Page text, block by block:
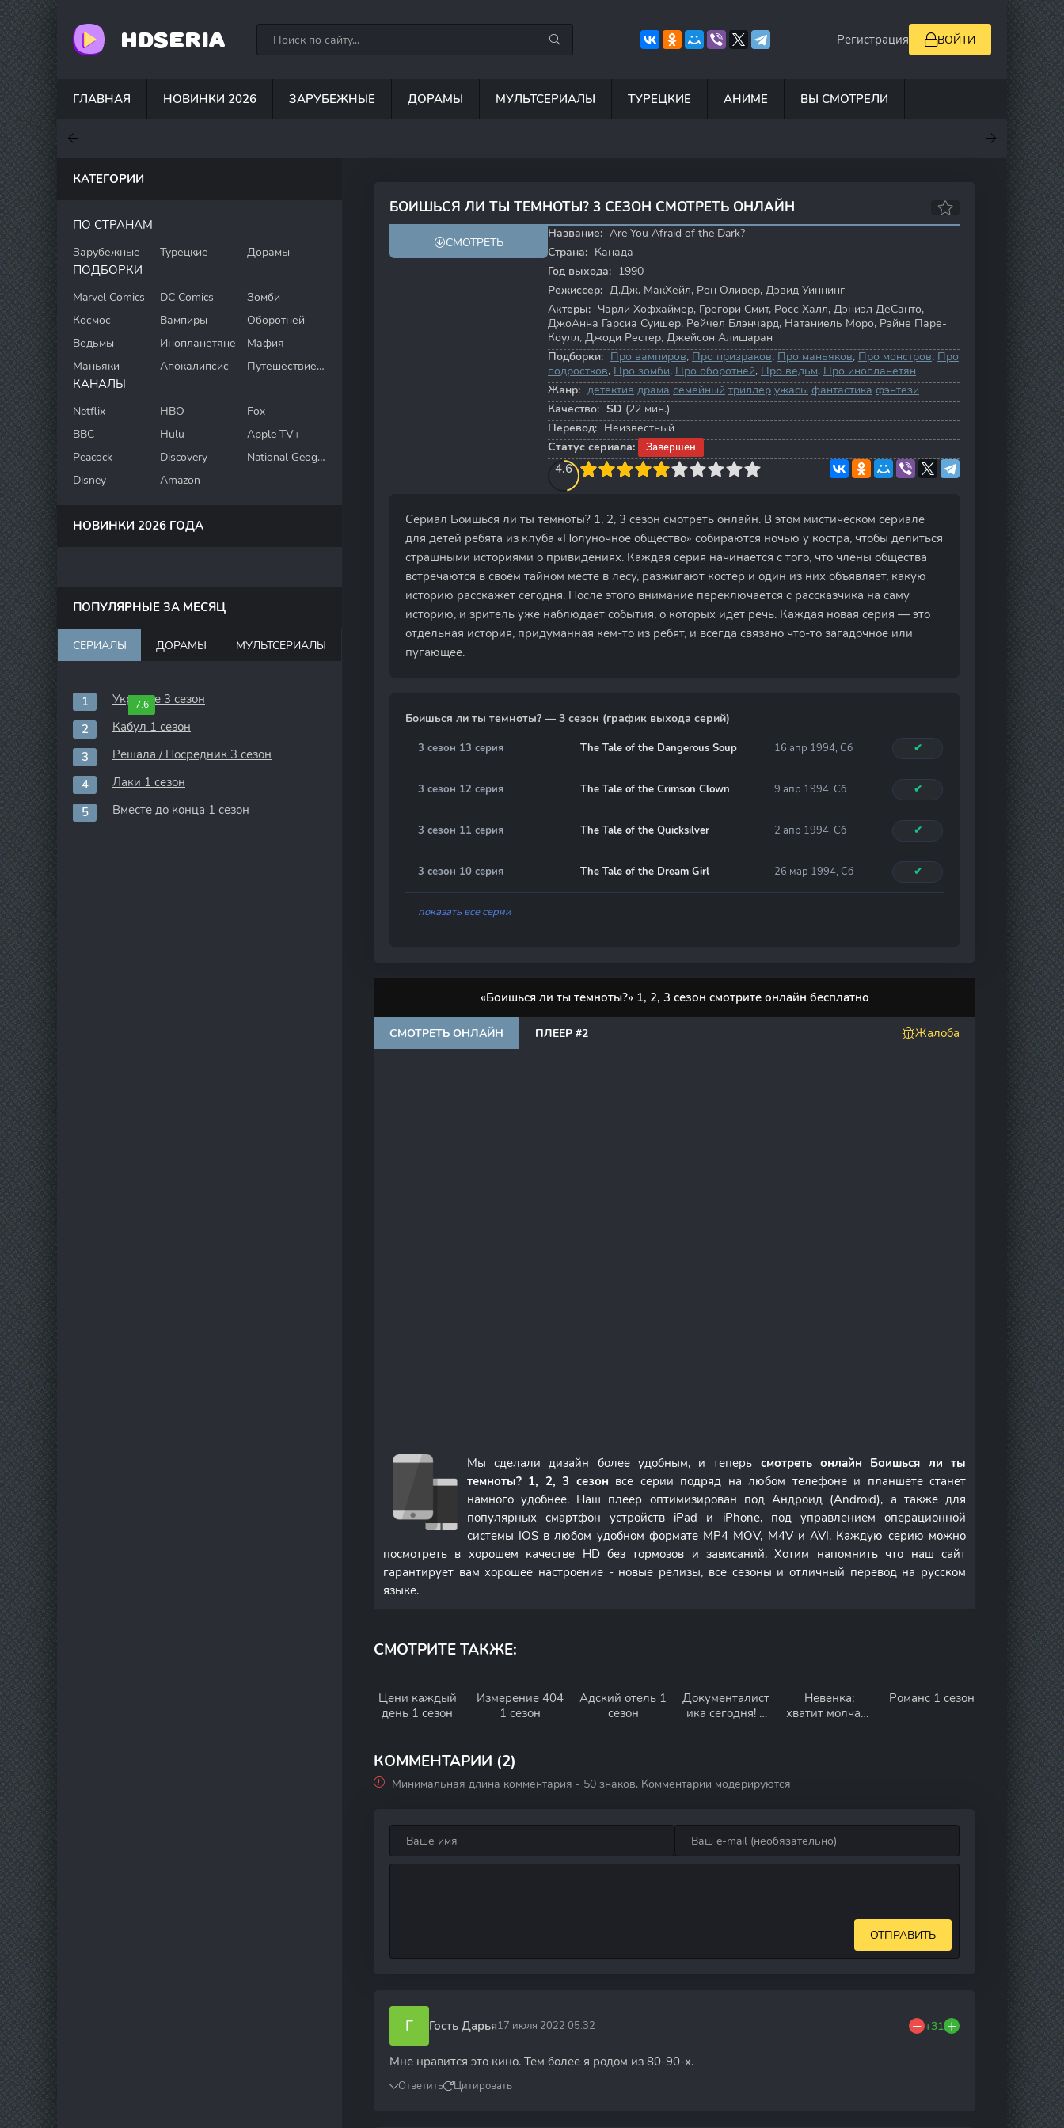
HDSERIA Регистрация ВОЙТИ
ГЛАВНАЯ НОВИНКИ 2026 ЗАРУБЕЖНЫЕ ДОРАМЫ МУЛЬТСЕРИАЛЫ ТУРЕЦКИЕ АНИМЕ ВЫ СМОТРЕЛИ
6.9
БОИШЬСЯ ЛИ ТЫ ТЕМНОТЫ? 3 СЕЗОН СМОТРЕТЬ ОНЛАЙН
7.9 8.2
СМОТРЕТЬ
Название: Are You Afraid of the Dark?
Страна: Канада
Год выхода: 1990
Режиссер: Д.Дж. МакХейл, Рон Оливер, Дэвид Уиннинг
Актеры: Чарли Хофхаймер, Грегори Смит, Росс Халл, Дэниэл ДеСанто,
ДжоАнна Гарсиа Суишер, Рейчел Блэнчард, Натаниель Моро, Рэйне Паре-
Коулл, Джоди Рестер, Джейсон Алишаран
Подборки: Про вампиров, Про призраков, Про маньяков, Про монстров, Про
подростков, Про зомби, Про оборотней, Про ведьм, Про инопланетян
Жанр: детектив драма семейный триллер ужасы фантастика фэнтези
Качество: SD (22 мин.)
Перевод: Неизвестный
Статус сериала:
Завершён
4.6
4 5 6 7 8 9 10
Сериал Боишься ли ты темноты? 1, 2, 3 сезон смотреть онлайн. В этом мистическом сериале
для детей ребята из клуба «Полуночное общество» собираются ночью у костра, чтобы делиться
страшными историями о привидениях. Каждая серия начинается с того, что члены общества
встречаются в своем тайном месте в лесу, разжигают костер и один из них объявляет, какую
историю расскажет сегодня. После этого внимание переключается с рассказчика на саму
историю, и зритель уже наблюдает события, о которых идет речь. Каждая новая серия — это
отдельная история, придуманная кем-то из ребят, и всегда связано что-то загадочное или
пугающее.
Боишься ли ты темноты? — 3 сезон (график выхода серий)
3 сезон 13 серия The Tale of the Dangerous Soup 16 апр 1994, Сб ✔
3 сезон 12 серия The Tale of the Crimson Clown 9 апр 1994, Сб ✔
3 сезон 11 серия The Tale of the Quicksilver 2 апр 1994, Сб ✔
3 сезон 10 серия The Tale of the Dream Girl 26 мар 1994, Сб ✔
показать все серии
«Боишься ли ты темноты?» 1, 2, 3 сезон смотрите онлайн бесплатно
СМОТРЕТЬ ОНЛАЙН ПЛЕЕР #2 Жалоба
Мы сделали дизайн более удобным, и теперь смотреть онлайн Боишься ли ты
темноты? 1, 2, 3 сезон все серии подряд на любом телефоне и планшете станет
намного удобнее. Наш плеер оптимизирован под Андроид (Android), а также для
популярных смартфон устройств iPad и iPhone, под управлением операционной
системы IOS в любом удобном формате MP4 MOV, M4V и AVI. Каждую серию можно
посмотреть в хорошем качестве HD без тормозов и зависаний. Хотим напомнить что наш сайт
гарантирует вам хорошее настроение - новые релизы, все сезоны и отличный перевод на русском
языке.
СМОТРИТЕ ТАКЖЕ:
Цени каждый
день 1 сезон
Измерение 404
1 сезон
Адский отель 1
сезон
Документалист
ика сегодня! 4
Невенка:
хватит молчать
Романс 1 сезон
КОММЕНТАРИИ (2)
Минимальная длина комментария - 50 знаков. Комментарии модерируются
ОТПРАВИТЬ
Г Гость Дарья17 июля 2022 05:32 +31
Мне нравится это кино. Тем более я родом из 80-90-х.
Ответить Цитировать
КАТЕГОРИИ
ПО СТРАНАМ
Зарубежные Турецкие Дорамы
ПОДБОРКИ
Marvel Comics DC Comics
Зомби
Космос
Вампиры
Оборотней
Ведьмы
Инопланетяне
Мафия
Маньяки
Апокалипсис Путешествие во времени
КАНАЛЫ
Netflix HBO
Fox
BBC
Hulu
Apple TV+
Peacock
Discovery
National Geographic
Disney
Amazon
НОВИНКИ 2026 ГОДА
ПОПУЛЯРНЫЕ ЗА МЕСЯЦ
СЕРИАЛЫ ДОРАМЫ МУЛЬТСЕРИАЛЫ
7.6
Укрытие 3 сезон
Кабул 1 сезон
Решала / Посредник 3 сезон
Лаки 1 сезон
Вместе до конца 1 сезон